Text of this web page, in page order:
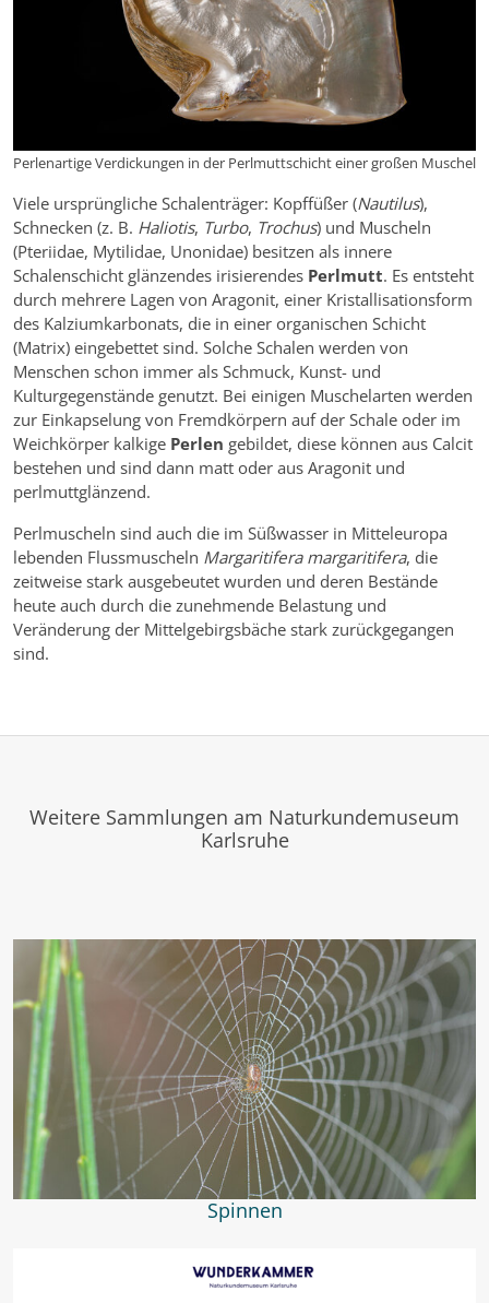
Perlenartige Verdickungen in der Perlmuttschicht einer großen Muschel
Viele ursprüngliche Schalenträger: Kopffüßer (Nautilus),
Schnecken (z. B. Haliotis, Turbo, Trochus) und Muscheln
(Pteriidae, Mytilidae, Unonidae) besitzen als innere
Schalenschicht glänzendes irisierendes Perlmutt. Es entsteht
durch mehrere Lagen von Aragonit, einer Kristallisationsform
des Kalziumkarbonats, die in einer organischen Schicht
(Matrix) eingebettet sind. Solche Schalen werden von
Menschen schon immer als Schmuck, Kunst- und
Kulturgegenstände genutzt. Bei einigen Muschelarten werden
zur Einkapselung von Fremdkörpern auf der Schale oder im
Weichkörper kalkige Perlen gebildet, diese können aus Calcit
bestehen und sind dann matt oder aus Aragonit und
perlmuttglänzend.
Perlmuscheln sind auch die im Süßwasser in Mitteleuropa
lebenden Flussmuscheln Margaritifera margaritifera, die
zeitweise stark ausgebeutet wurden und deren Bestände
heute auch durch die zunehmende Belastung und
Veränderung der Mittelgebirgsbäche stark zurückgegangen
sind.
Weitere Sammlungen am Naturkundemuseum
Karlsruhe
Spinnen